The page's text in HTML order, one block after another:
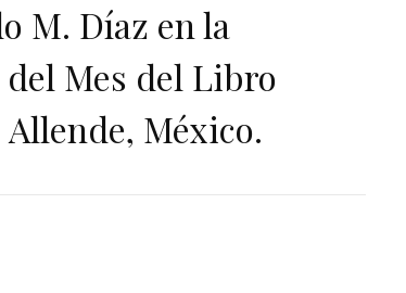
M. Díaz en la
Mes del Libro
México.